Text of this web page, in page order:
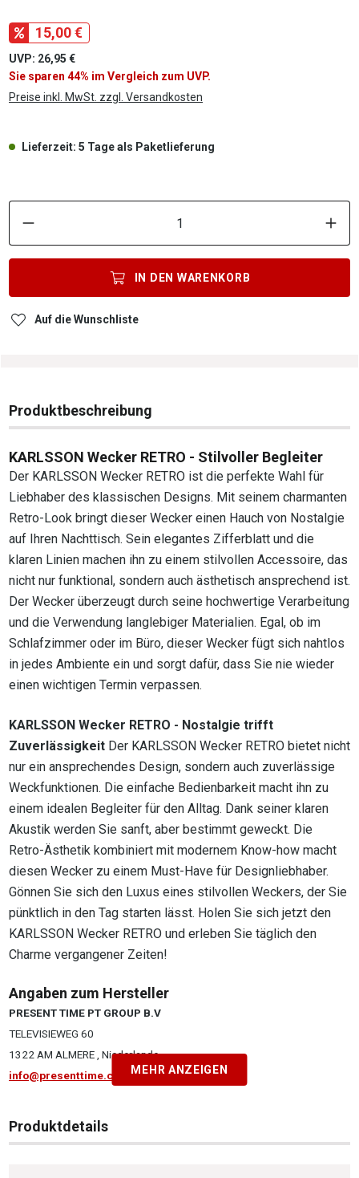
15,00 €
UVP: 26,95 €
Sie sparen 44% im Vergleich zum UVP.
Preise inkl. MwSt. zzgl. Versandkosten
Lieferzeit: 5 Tage als Paketlieferung
IN DEN WARENKORB
Auf die Wunschliste
Produktbeschreibung
KARLSSON Wecker RETRO - Stilvoller Begleiter
Der KARLSSON Wecker RETRO ist die perfekte Wahl für
Liebhaber des klassischen Designs. Mit seinem charmanten
Retro-Look bringt dieser Wecker einen Hauch von Nostalgie
auf Ihren Nachttisch. Sein elegantes Zifferblatt und die
klaren Linien machen ihn zu einem stilvollen Accessoire, das
nicht nur funktional, sondern auch ästhetisch ansprechend ist.
Der Wecker überzeugt durch seine hochwertige Verarbeitung
und die Verwendung langlebiger Materialien. Egal, ob im
Schlafzimmer oder im Büro, dieser Wecker fügt sich nahtlos
in jedes Ambiente ein und sorgt dafür, dass Sie nie wieder
einen wichtigen Termin verpassen.
KARLSSON Wecker RETRO - Nostalgie trifft
Zuverlässigkeit Der KARLSSON Wecker RETRO bietet nicht
nur ein ansprechendes Design, sondern auch zuverlässige
Weckfunktionen. Die einfache Bedienbarkeit macht ihn zu
einem idealen Begleiter für den Alltag. Dank seiner klaren
Akustik werden Sie sanft, aber bestimmt geweckt. Die
Retro-Ästhetik kombiniert mit modernem Know-how macht
diesen Wecker zu einem Must-Have für Designliebhaber.
Gönnen Sie sich den Luxus eines stilvollen Weckers, der Sie
pünktlich in den Tag starten lässt. Holen Sie sich jetzt den
KARLSSON Wecker RETRO und erleben Sie täglich den
Charme vergangener Zeiten!
Angaben zum Hersteller
PRESENT TIME PT GROUP B.V
TELEVISIEWEG 60
1322 AM ALMERE , Niederlande
info@presenttime.com
MEHR ANZEIGEN
Produktdetails